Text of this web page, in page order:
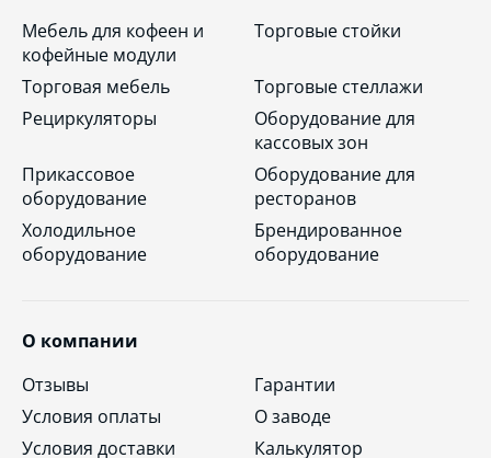
Мебель для кофеен и
кофейные модули
Торговые стойки
Торговая мебель
Торговые стеллажи
Рециркуляторы
Оборудование для
кассовых зон
Прикассовое
оборудование
Оборудование для
ресторанов
Холодильное
оборудование
Брендированное
оборудование
О компании
Отзывы
Гарантии
Условия оплаты
О заводе
Условия доставки
Калькулятор